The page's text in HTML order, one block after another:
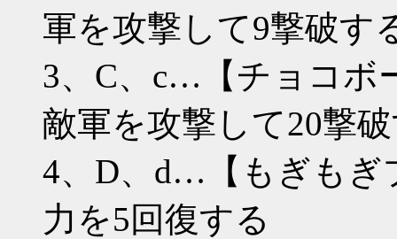
軍を攻撃して9撃破す
3、C、c…【チョコ
敵軍を攻撃して20撃
4、D、d…【もぎも
力を5回復する